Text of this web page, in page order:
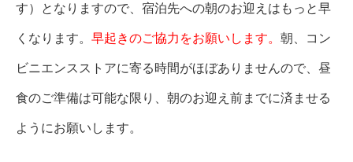
す）となりますので、宿泊先への朝のお迎えはもっと早
くなります。 早起きのご協力をお願いします。 朝、コン
ビニエンスストアに寄る時間がほぼありませんので、昼
食のご準備は可能な限り、朝のお迎え前までに済ませる
ようにお願いします。